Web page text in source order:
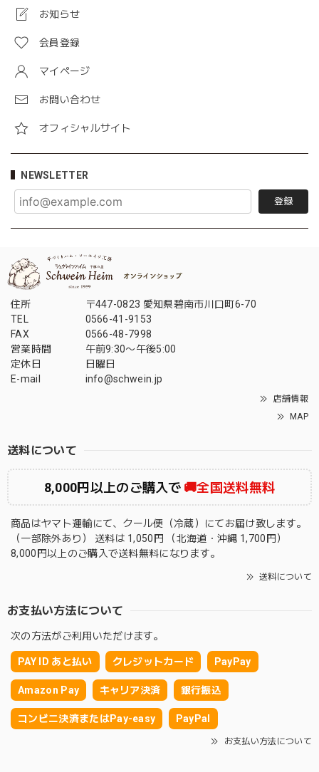
お知らせ
会員登録
マイページ
お問い合わせ
オフィシャルサイト
NEWSLETTER
登録
住所
〒447-0823 愛知県碧南市川口町6-70
TEL
0566-41-9153
FAX
0566-48-7998
営業時間
午前9:30〜午後5:00
定休日
日曜日
E-mail
info@schwein.jp
店舗情報
MAP
送料について
8,000円以上のご購入で 🚚全国送料無料
商品はヤマト運輸にて、クール便（冷蔵）にてお届け致します。
（一部除外あり） 送料は 1,050円 （北海道・沖縄 1,700円）
8,000円以上のご購入で送料無料になります。
送料について
お支払い方法について
次の方法がご利用いただけます。
PAY ID あと払い クレジットカード PayPay
Amazon Pay キャリア決済 銀行振込
コンビニ決済またはPay-easy PayPal
お支払い方法について